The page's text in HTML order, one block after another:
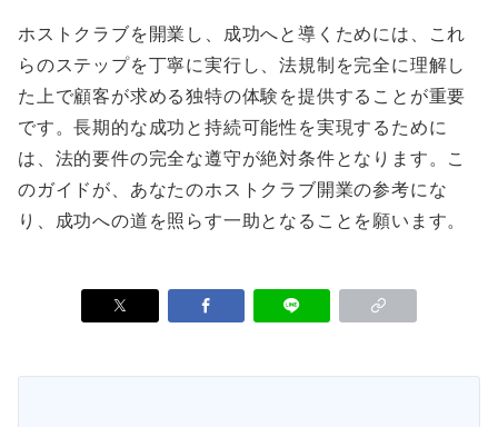
ホストクラブを開業し、成功へと導くためには、これ
らのステップを丁寧に実行し、法規制を完全に理解し
た上で顧客が求める独特の体験を提供することが重要
です。長期的な成功と持続可能性を実現するために
は、法的要件の完全な遵守が絶対条件となります。こ
のガイドが、あなたのホストクラブ開業の参考にな
り、成功への道を照らす一助となることを願います。